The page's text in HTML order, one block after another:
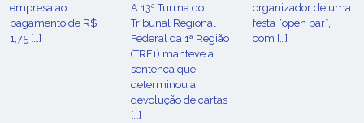
empresa ao
pagamento de R$
1,75 […]
A 13ª Turma do
Tribunal Regional
Federal da 1ª Região
(TRF1) manteve a
sentença que
determinou a
devolução de cartas
[…]
organizador de uma
festa “open bar”,
com […]